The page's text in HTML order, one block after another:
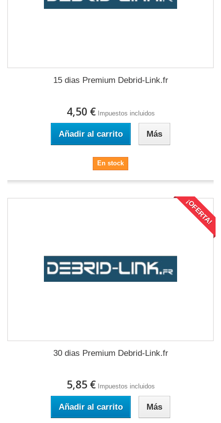
15 dias Premium Debrid-Link.fr
4,50 € Impuestos incluidos
Añadir al carrito Más
En stock
¡OFERTA!
30 dias Premium Debrid-Link.fr
5,85 € Impuestos incluidos
Añadir al carrito Más